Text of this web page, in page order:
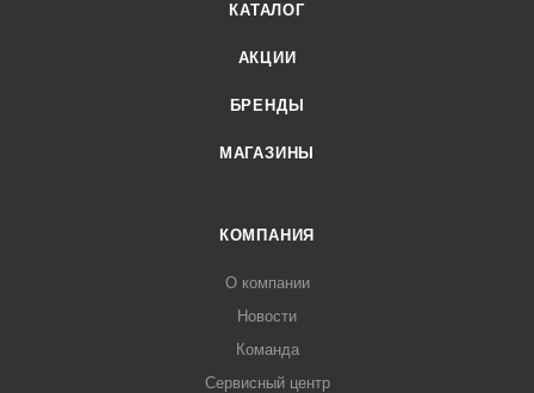
КАТАЛОГ
АКЦИИ
БРЕНДЫ
МАГАЗИНЫ
КОМПАНИЯ
О компании
Новости
Команда
Сервисный центр